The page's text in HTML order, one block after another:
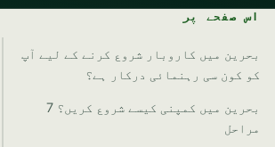
اس صفحے پر
بحرین میں کاروبار شروع کرنے کے لیے آپ
کو کون سی رہنمائی درکار ہے؟
بحرین میں کمپنی کیسے شروع کریں؟ 7
مراحل